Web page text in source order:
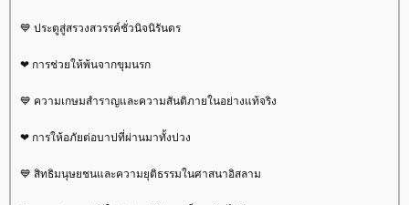
💙 ประตูสู่สรวงสวรรค์ชั่วนิจนิรันดร
❤ การช่วยให้พ้นจากขุมนรก
💙 ความเกษมสำราญและความสันติภายในอย่างแท้จริง
❤ การให้อภัยต่อบาปที่ผ่านมาทั้งปวง
💙 สิทธิมนุษยชนและความยุติธรรมในศาสนาอิสลาม